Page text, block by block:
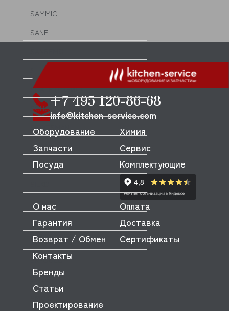
SAMMIC
SANELLI
SANTOS
SCALE (СКЕЙЛ)
SCHOLL
SCOTSMAN
SIGMA
SILANOS
SIMECO
SINMAG
SIRMAN
SKYCOLD
SMEG
+7 495 120-86-68
info@kitchen-service.com
Оборудование
Запчасти
Посуда
Химия
Сервис
Комплектующие
О нас
Оплата
Гарантия
Доставка
Возврат / Обмен
Сертификаты
Контакты
Бренды
Статьи
Проектирование